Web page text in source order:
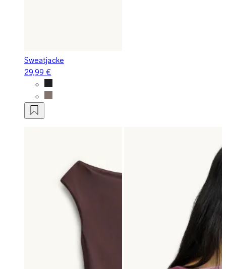
Sweatjacke
29,99 €